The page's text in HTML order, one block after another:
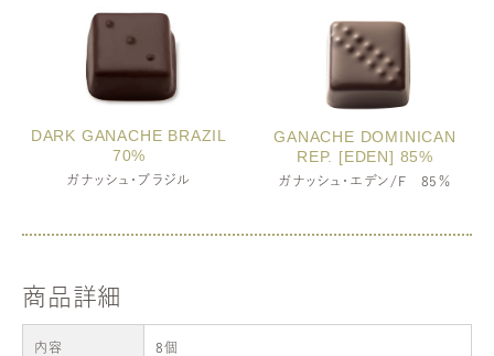
DARK GANACHE BRAZIL
70%
ガナッシュ・ブラジル
GANACHE DOMINICAN
REP. [EDEN] 85%
ガナッシュ・エデン/F 85％
商品詳細
内容 8個